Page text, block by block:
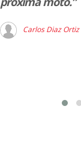
Carlos Diaz Ortiz